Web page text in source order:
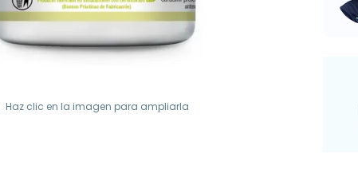
Haz clic en la imagen para ampliarla